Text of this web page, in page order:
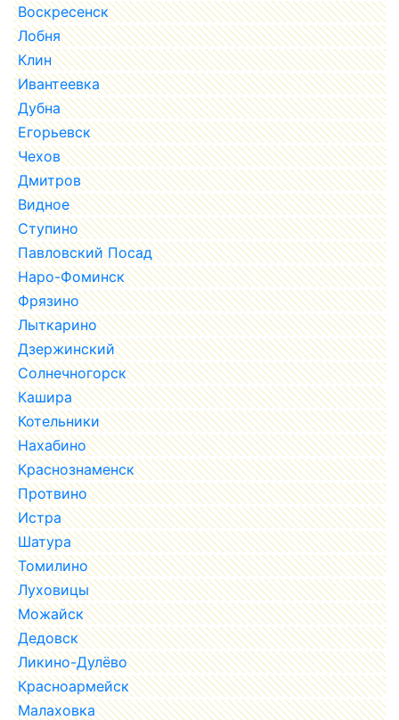
Воскресенск
Лобня
Клин
Ивантеевка
Дубна
Егорьевск
Чехов
Дмитров
Видное
Ступино
Павловский Посад
Наро-Фоминск
Фрязино
Лыткарино
Дзержинский
Солнечногорск
Кашира
Котельники
Нахабино
Краснознаменск
Протвино
Истра
Шатура
Томилино
Луховицы
Можайск
Дедовск
Ликино-Дулёво
Красноармейск
Малаховка